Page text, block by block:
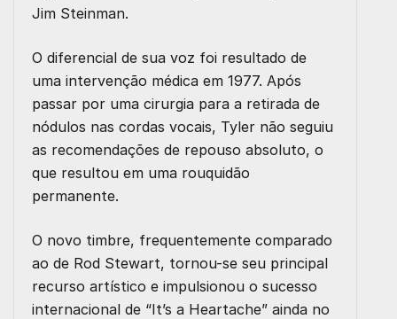
Jim Steinman.
O diferencial de sua voz foi resultado de
uma intervenção médica em 1977. Após
passar por uma cirurgia para a retirada de
nódulos nas cordas vocais, Tyler não seguiu
as recomendações de repouso absoluto, o
que resultou em uma rouquidão
permanente.
O novo timbre, frequentemente comparado
ao de Rod Stewart, tornou-se seu principal
recurso artístico e impulsionou o sucesso
internacional de “It’s a Heartache” ainda no